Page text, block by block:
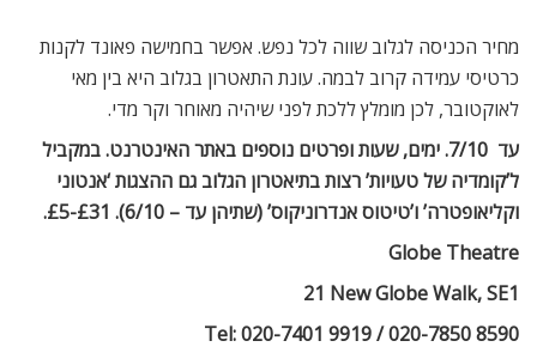
מחיר הכניסה לגלוב שווה לכל נפש. אפשר בחמישה פאונד לקנות
כרטיסי עמידה קרוב לבמה. עונת התאטרון בגלוב היא בין מאי
לאוקטובר, לכן מומלץ ללכת לפני שיהיה מאוחר וקר מדי.
עד  7/10. ימים, שעות ופרטים נוספים באתר האינטרנט. במקביל
ל’קומדיה של טעויות’ רצות בתיאטרון הגלוב גם ההצגות ‘אנטוני
וקליאופטרה’ ו’טיטוס אנדרוניקוס’ (שתיהן עד – 6/10). £31-£5.
Globe Theatre
21 New Globe Walk, SE1
Tel: 020-7401 9919 / 020-7850 8590